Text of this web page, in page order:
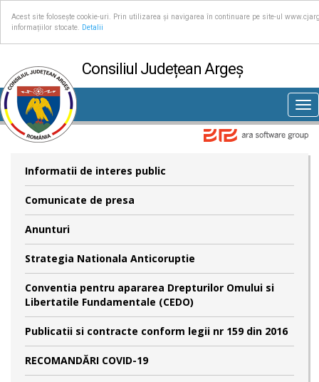
Acest site folosește cookie-uri. Prin utilizarea și navigarea în continuare pe site-ul
informațiilor stocate.
Detalii
Consiliul Județean Argeș
Informatii de interes public
Comunicate de presa
Anunturi
Strategia Nationala Anticoruptie
Conventia pentru apararea Drepturilor Omului si
Libertatile Fundamentale (CEDO)
Publicatii si contracte conform legii nr 159 din 2016
RECOMANDĂRI COVID-19